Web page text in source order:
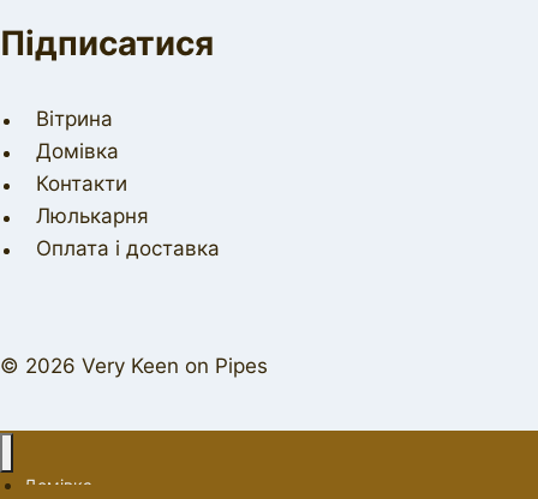
Підписатися
Вітрина
Домівка
Контакти
Люлькарня
Оплата і доставка
© 2026 Very Keen on Pipes
Домівка